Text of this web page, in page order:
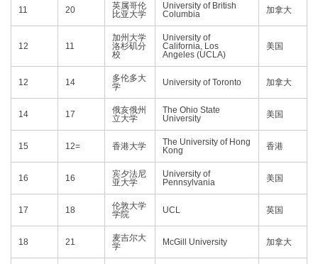
11 20
英属哥伦
比亚大学
University of British
Columbia
加拿大
12 11
加州大学
洛杉矶分
校
University of
California, Los
Angeles (UCLA)
美国
12 14
多伦多大
学
University of Toronto 加拿大
14 17
俄亥俄州
立大学
The Ohio State
University
美国
15 12= 香港大学
The University of Hong
Kong
香港
16 16
宾夕法尼
亚大学
University of
Pennsylvania
美国
17 18
伦敦大学
学院
UCL 英国
18 21
麦吉尔大
学
McGill University 加拿大